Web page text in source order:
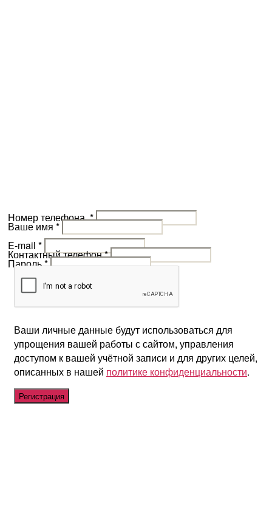
Номер телефона*
Ваше имя *
E-mail *
Контактный телефон*
Пароль*
Ваши личные данные будут использоваться для
упрощения вашей работы с сайтом, управления
доступом к вашей учётной записи и для других целей,
описанных в нашей политике конфиденциальности.
Регистрация